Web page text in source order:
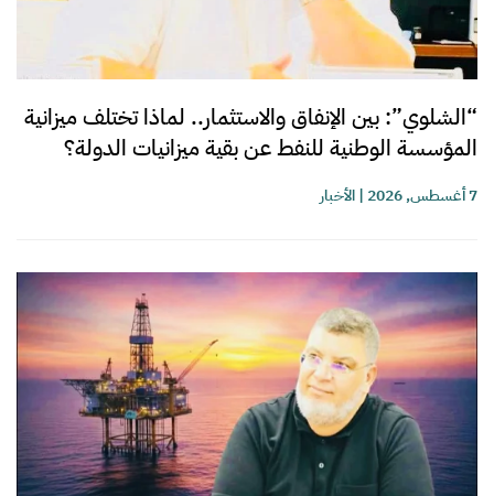
“الشلوي”: بين الإنفاق والاستثمار.. لماذا تختلف ميزانية
المؤسسة الوطنية للنفط عن بقية ميزانيات الدولة؟
7 أغسطس, 2026 |الأخبار